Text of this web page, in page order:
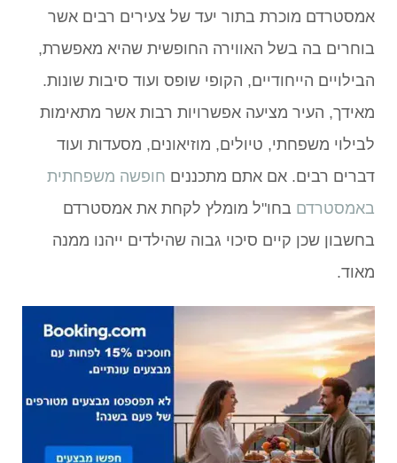
אמסטרדם מוכרת בתור יעד של צעירים רבים אשר
בוחרים בה בשל האווירה החופשית שהיא מאפשרת,
הבילויים הייחודיים, הקופי שופס ועוד סיבות שונות.
מאידך, העיר מציעה אפשרויות רבות אשר מתאימות
לבילוי משפחתי, טיולים, מוזיאונים, מסעדות ועוד
דברים רבים. אם אתם מתכננים חופשה משפחתית
באמסטרדם בחו"ל מומלץ לקחת את אמסטרדם
בחשבון שכן קיים סיכוי גבוה שהילדים ייהנו ממנה
מאוד.